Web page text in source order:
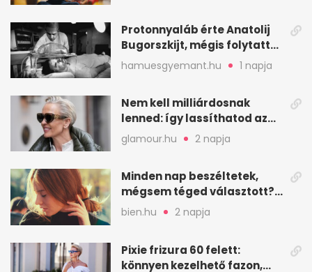
Protonnyaláb érte Anatolij
Bugorszkijt, mégis folytatta
a munkát
hamuesgyemant.hu 1 napja
Nem kell milliárdosnak
lenned: így lassíthatod az
öregedést a biológus szerint
glamour.hu 2 napja
Minden nap beszéltetek,
mégsem téged választott?
Ez az érzelmi csapda
bien.hu 2 napja
Pixie frizura 60 felett:
könnyen kezelhető fazon,